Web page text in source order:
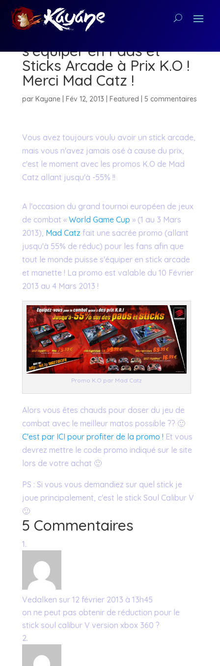
C'est le moment de
s'équiper en Pads et
Sticks Arcade à Prix K.O !
Merci Mad Catz !
par Kayane| Fév 12, 2013 Featured 5 commentaires
Vous avez toujours voulu avoir un stick arcade,
mais vous n'avez jamais osé à cause du prix,
c'est le moment avec les promos K.O de Mad
Catz allant jusqu'à -55% !!
A l'occasion du grand tournoi européen de jeux
de combat « World Game Cup » (1 au 3 Mars
2013), Mad Catz fait une sacrée promo (allant
jusqu'à 55% de réduc) pour les fans afin que
tout le monde puisse s'équiper en stick arcade
et manette ! La promo est valable du 10 Février
2013 au 4 Mars 2013 !
Promo K.O par Mad Catz
Alors vous êtes chauds pour doser du jeu de
combat avec le meilleur matos possible ?? 🙂
C'est par ICI pour profiter de la promo ! Et vous
devrez mettre le code promo indiqué sur le site
lors de votre achat 🙂
PS : Si vous vous demandiez sur quel stick je
joue principalement, c'est le stick Soul Calibur V
🙂
5 Commentaires
Vedalken sur 12 février 2013 à 13h45
on ne peut pas obtenir de réduction pour le
stick soul calibur V version xbox 360 ?